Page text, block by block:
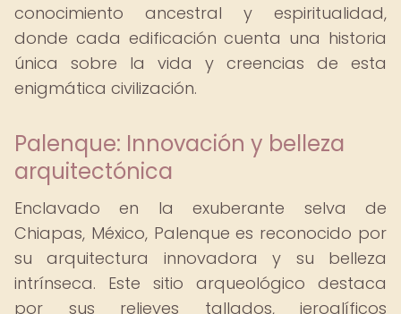
conocimiento ancestral y espiritualidad,
donde cada edificación cuenta una historia
única sobre la vida y creencias de esta
enigmática civilización.
Palenque: Innovación y belleza
arquitectónica
Enclavado en la exuberante selva de
Chiapas, México, Palenque es reconocido por
su arquitectura innovadora y su belleza
intrínseca. Este sitio arqueológico destaca
por sus relieves tallados, jeroglíficos